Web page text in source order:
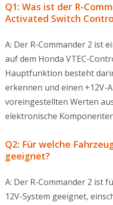
Q1: Was ist der R-
Activated Switch
A: Der R-Commander 2 ist
auf dem Honda VTEC-
Hauptfunktion besteht
erkennen und einen +12V-
voreingestellten Werten
elektronische
Q2: Für welche
geeignet?
A: Der R-Commander 2 ist
12V-System geeignet,